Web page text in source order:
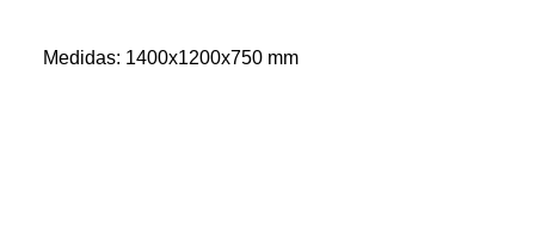
Medidas: 1400x1200x750 mm